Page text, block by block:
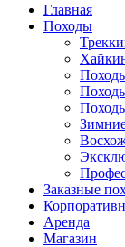
Главная
Походы
Заказные
Аренда
Магазин